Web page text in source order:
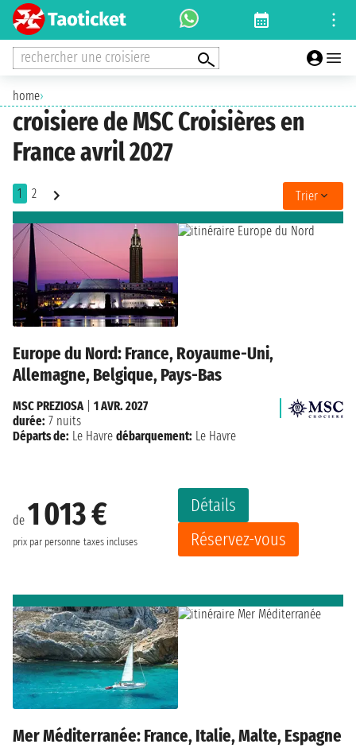
rechercher une croisiere
home›
croisiere de MSC Croisières en
France avril 2027
1 2 Trier
Europe du Nord: France, Royaume-Uni,
Allemagne, Belgique, Pays-Bas
de 1 013 €
prix par personne taxes incluses
Détails
Réservez-vous
MSC PREZIOSA
1 AVR. 2027
durée: 7 nuits
Départs de: Le Havre débarquement: Le Havre
Mer Méditerranée: France, Italie, Malte, Espagne